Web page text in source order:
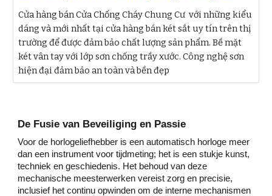
Cửa hàng bán Cửa Chống Cháy Chung Cư với những kiểu
dáng và mới nhất tại cửa hàng bán két sắt uy tín trên thị
trường để được đảm bảo chất lượng sản phẩm. Bề mặt
két vân tay với lớp sơn chống trầy xước. Công nghệ sơn
hiện đại đảm bảo an toàn và bền đẹp
De Fusie van Beveiliging en Passie
Voor de horlogeliefhebber is een automatisch horloge meer
dan een instrument voor tijdmeting; het is een stukje kunst,
techniek en geschiedenis. Het behoud van deze
mechanische meesterwerken vereist zorg en precisie,
inclusief het continu opwinden om de interne mechanismen